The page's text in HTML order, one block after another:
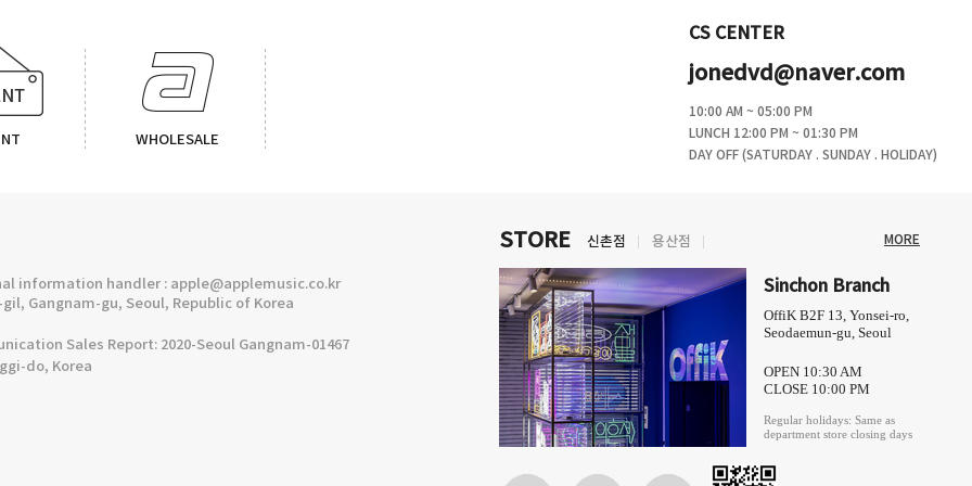
WHOLESALE
CS CENTER
jonedvd@naver.com
10:00 AM ~ 05:00 PM
LUNCH 12:00 PM ~ 01:30 PM
DAY OFF (SATURDAY . SUNDAY . HOLIDAY)
information handler : apple@applemusic.co.kr
gil, Gangnam-gu, Seoul, Republic of Korea
Sales Report: 2020-Seoul Gangnam-01467
do, Korea
STORE 신촌점 용산점 MORE
Sinchon Branch
OffiK B2F 13, Yonsei-ro,
Seodaemun-gu, Seoul
OPEN 10:30 AM
CLOSE 10:00 PM
Regular holidays: Same as
department store closing days